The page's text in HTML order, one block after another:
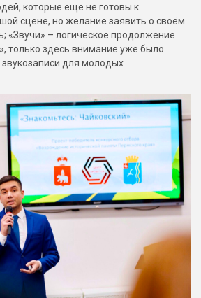
которые ещё не готовы к
сцене, но желание заявить о своём
«Звучи» – логическое продолжение
только здесь внимание уже было
для молодых